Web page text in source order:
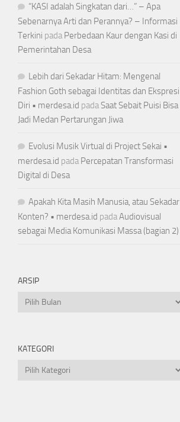
“KASI adalah Singkatan dari…” – Apa
Sebenarnya Arti dan Perannya? – Informasi
Terkini pada Perbedaan Kaur dengan Kasi di
Pemerintahan Desa
Lebih dari Sekadar Hitam: Mengenal
Fashion Goth sebagai Identitas dan Ekspresi
Diri • merdesa.id pada Saat Sebait Puisi Bisa
Jadi Medan Pertarungan Jiwa
Evolusi Musik Virtual di Project Sekai •
merdesa.id pada Percepatan Transformasi
Digital di Desa
Apakah Kita Masih Manusia, atau Sekadar
Konten? • merdesa.id padaAudiovisual
sebagai Media Komunikasi Massa (bagian 2)
ARSIP
Arsip
KATEGORI
Kategori